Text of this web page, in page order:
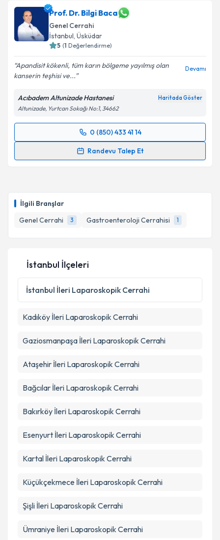
İlgili Branşlar
Genel Cerrahi
3 Gastroenteroloji Cerrahisi 1
Prof. Dr. Bilgi Baca
Genel Cerrahi
İstanbul, Üsküdar
5 (1 Değerlendirme)
Apandisit kökenli, tüm karın bölgeme yayılmış olan
kanserin teşhisi ve...
Devamı
Acıbadem Altunizade Hastanesi Haritada Göster
Altunizade, Yurtcan Sokağı No:1, 34662
0 (850) 433 41 14
Randevu Talep Et
Randevu Takvimi Talebi
E-posta Adresiniz
Kişisel verilerimin işlenmesine ilişkin
Metni'ni okudum ve kişisel verilerimin belirtilen
kapsamda işlenmesini kabul ediyorum.
İstanbul İlçeleri
İstanbul İleri Laparoskopik Cerrahi
Kadıköy İleri Laparoskopik Cerrahi
Gaziosmanpaşa İleri Laparoskopik Cerrahi
Ataşehir İleri Laparoskopik Cerrahi
Bağcılar İleri Laparoskopik Cerrahi
Bakırköy İleri Laparoskopik Cerrahi
Esenyurt İleri Laparoskopik Cerrahi
Kartal İleri Laparoskopik Cerrahi
Küçükçekmece İleri Laparoskopik Cerrahi
Şişli İleri Laparoskopik Cerrahi
Ümraniye İleri Laparoskopik Cerrahi